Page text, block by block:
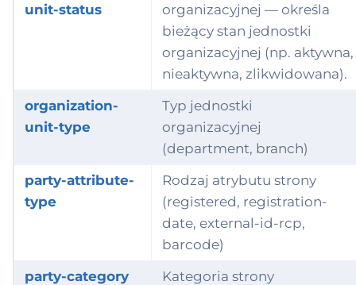
unit-status
organizacyjnej — określa
bieżący stan jednostki
organizacyjnej (np. aktywna,
nieaktywna, zlikwidowana).
organization-
unit-type
Typ jednostki
organizacyjnej
(department, branch)
party-attribute-
type
Rodzaj atrybutu strony
(registered, registration-
date, external-id-rcp,
barcode)
party-category
Kategoria strony